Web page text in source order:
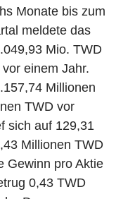
Monate bis zum
meldete das
Mio. TWD
einem Jahr.
Millionen
TWD vor
sich auf 129,31
Millionen TWD
Gewinn pro Aktie
0,43 TWD